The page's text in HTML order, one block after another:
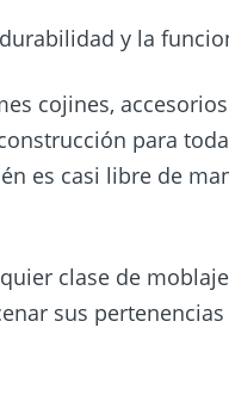
y la
cojines,
para
es casi libre de
clase de
sus